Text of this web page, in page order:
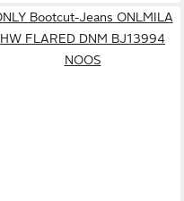
Bootcut-Jeans ONLMILA
HW FLARED DNM BJ13994
NOOS